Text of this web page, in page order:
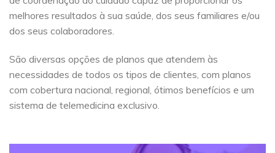
melhores resultados à sua saúde, dos seus familiares e/ou
dos seus colaboradores.
São diversas opções de planos que atendem às
necessidades de todos os tipos de clientes, com planos
com cobertura nacional, regional, ótimos benefícios e um
sistema de telemedicina exclusivo.